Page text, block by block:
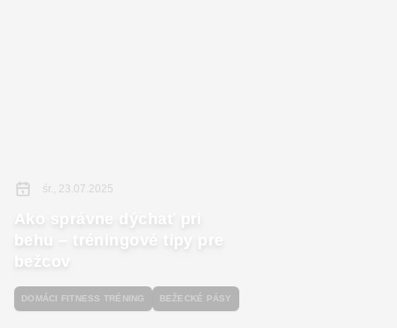
śr., 23.07.2025
Ako správne dýchať pri
behu – tréningové tipy pre
bežcov
DOMÁCI FITNESS TRÉNING BEŽECKÉ PÁSY